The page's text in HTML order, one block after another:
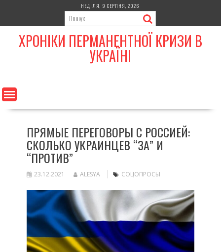
content
НЕДІЛЯ, 9 СЕРПНЯ, 2026
ХРОНІКИ ПЕРМАНЕНТНОЇ КРИЗИ В
УКРАЇНІ
ПРЯМЫЕ ПЕРЕГОВОРЫ С РОССИЕЙ:
СКОЛЬКО УКРАИНЦЕВ “ЗА” И
“ПРОТИВ”
23.12.2021 ALESYA СОЦОПРОСЫ